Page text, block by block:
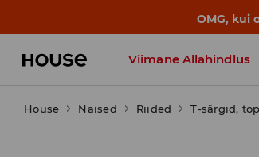
OMG, kui
Viimane Allahindlus
House Naised Riided T-särgid,